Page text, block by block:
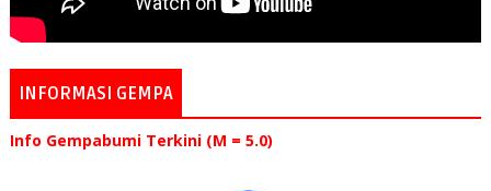
INFORMASI GEMPA
Info Gempabumi Terkini (M = 5.0)